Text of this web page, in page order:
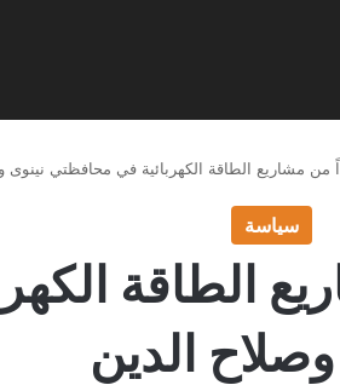
من مشاريع الطاقة الكهربائية في محافظتي نينوى
سياسة
الطاقة
الدين